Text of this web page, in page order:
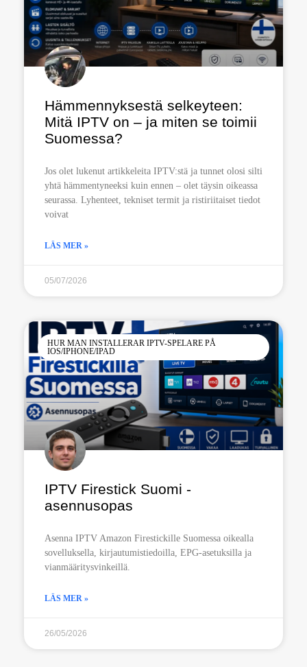
Hämmennyksestä selkeyteen:
Mitä IPTV on – ja miten se toimii
Suomessa?
Jos olet lukenut artikkeleita IPTV:stä ja tunnet olosi silti
yhtä hämmentyneeksi kuin ennen – olet täysin oikeassa
seurassa. Lyhenteet, tekniset termit ja ristiriitaiset tiedot
voivat
LÄS MER »
05/07/2026
HUR MAN INSTALLERAR IPTV-SPELARE PÅ
IOS/IPHONE/IPAD
IPTV Firestick Suomi -
asennusopas
Asenna IPTV Amazon Firestickille Suomessa oikealla
sovelluksella, kirjautumistiedoilla, EPG-asetuksilla ja
vianmääritysvinkeillä.
LÄS MER »
26/05/2026